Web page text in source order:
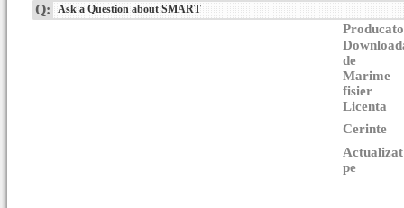
Q: Ask a Question about SMART
de
Marime
fisier
Licenta
Cerinte
Actualizat
pe